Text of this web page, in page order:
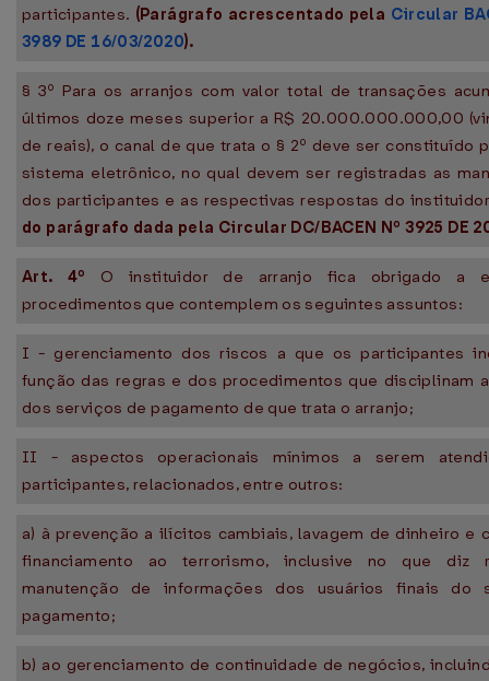
participantes. (Parágrafo acrescentado pela Circular
3989 DE 16/03/2020).
§ 3º Para os arranjos com valor total de transações
últimos doze meses superior a R$ 20.000.000.000,00
de reais), o canal de que trata o § 2º deve ser constituído
sistema eletrônico, no qual devem ser registradas as
dos participantes e as respectivas respostas do
do parágrafo dada pela Circular DC/BACEN Nº 3925 DE
Art. 4º O instituidor de arranjo fica obrigado a
procedimentos que contemplem os seguintes assuntos:
I - gerenciamento dos riscos a que os participantes
função das regras e dos procedimentos que disciplinam
dos serviços de pagamento de que trata o arranjo;
II - aspectos operacionais mínimos a serem
participantes, relacionados, entre outros:
a) à prevenção a ilícitos cambiais, lavagem de dinheiro e
financiamento ao terrorismo, inclusive no que diz
manutenção de informações dos usuários finais do
pagamento;
b) ao gerenciamento de continuidade de negócios,